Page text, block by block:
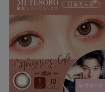
滿3件享折扣